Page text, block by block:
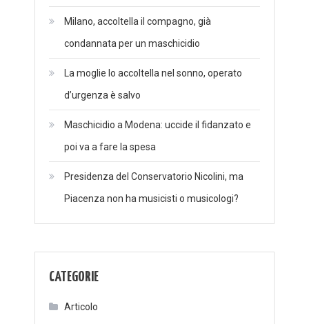
Milano, accoltella il compagno, già
condannata per un maschicidio
La moglie lo accoltella nel sonno, operato
d’urgenza è salvo
Maschicidio a Modena: uccide il fidanzato e
poi va a fare la spesa
Presidenza del Conservatorio Nicolini, ma
Piacenza non ha musicisti o musicologi?
CATEGORIE
Articolo